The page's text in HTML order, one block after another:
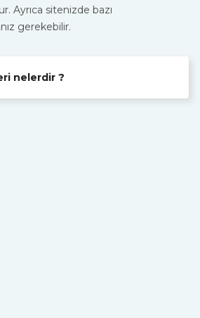
Ayrıca sitenizde bazı
gerekebilir.
nelerdir ?